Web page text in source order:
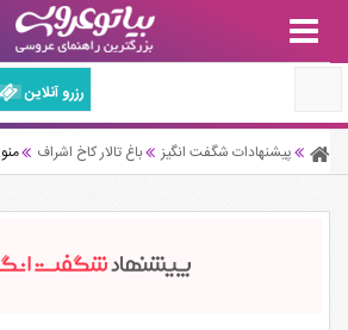
رزرو آنلاین
پیشنهادات شگفت انگیز باغ تالار کاخ اشراف منو ۲ پرسی